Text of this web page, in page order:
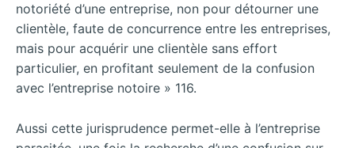
notoriété d’une entreprise, non pour détourner une
clientèle, faute de concurrence entre les entreprises,
mais pour acquérir une clientèle sans effort
particulier, en profitant seulement de la confusion
avec l’entreprise notoire » 116.
Aussi cette jurisprudence permet-elle à l’entreprise